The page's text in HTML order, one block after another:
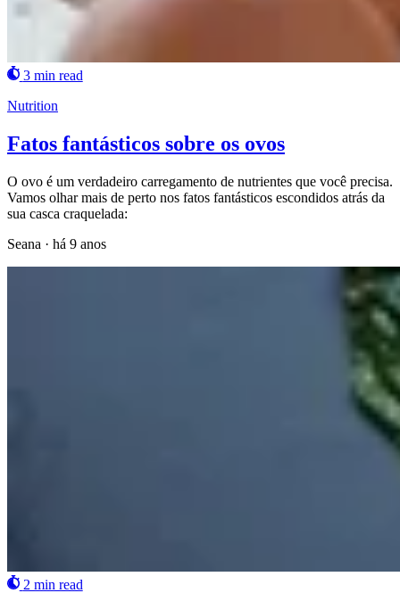
3 min read
Nutrition
Fatos fantásticos sobre os ovos
O ovo é um verdadeiro carregamento de nutrientes que você precisa.
Vamos olhar mais de perto nos fatos fantásticos escondidos atrás da
sua casca craquelada:
Seana · há 9 anos
2 min read